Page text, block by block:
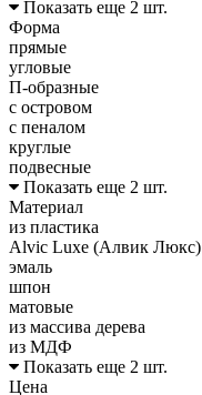
Показать еще 2 шт.
Форма
прямые
угловые
П-образные
с островом
с пеналом
круглые
подвесные
Показать еще 2 шт.
Материал
из пластика
Alvic Luxe (Алвик Люкс)
эмаль
шпон
матовые
из массива дерева
из МДФ
Показать еще 2 шт.
Цена